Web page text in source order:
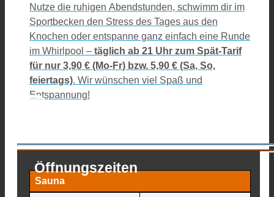
Nutze die ruhigen Abendstunden, schwimm dir im
Sportbecken den Stress des Tages aus den
Knochen oder entspanne ganz einfach eine Runde
im Whirlpool – täglich ab 21 Uhr zum Spät-Tarif
für nur 3,90 € (Mo-Fr) bzw. 5,90 € (Sa, So,
feiertags). Wir wünschen viel Spaß und
Entspannung!
Öffnungszeiten
Sauna